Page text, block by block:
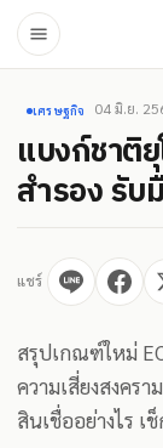
เศรษฐกิจ 04 มิ.ย.
แบงก์ชาติ
สำรอง รับ
แชร์
สรุปเกณฑ์ใหม่
ความเสี่ยงสงคร
สินเชื่ออย่างไร เ